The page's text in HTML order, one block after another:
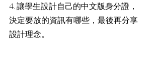
4. 讓學生設計自己的中文版身分證，
決定要放的資訊有哪些，最後再分享
設計理念。